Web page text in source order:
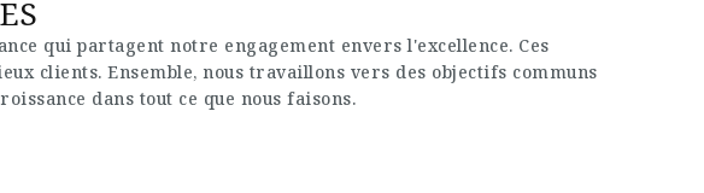
qui partagent notre engagement envers l'excellence. Ces
clients. Ensemble, nous travaillons vers des objectifs communs
dans tout ce que nous faisons.